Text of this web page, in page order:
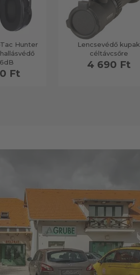
Hunter
Ft
Lencsevédő kupak
céltávcsőre
4 690 Ft